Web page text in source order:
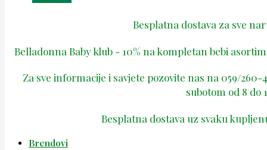
Besplatna dostava za sve
Belladonna Baby klub - 10% na kompletan bebi
Za sve informacije i savjete pozovite nas na 059/
subotom od 8 do
Besplatna dostava uz svaku
Brendovi